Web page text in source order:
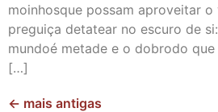
moinhosque possam aproveitar
preguiça detatear no escuro de
mundoé metade e o dobrodo
[…]
← mais antigas